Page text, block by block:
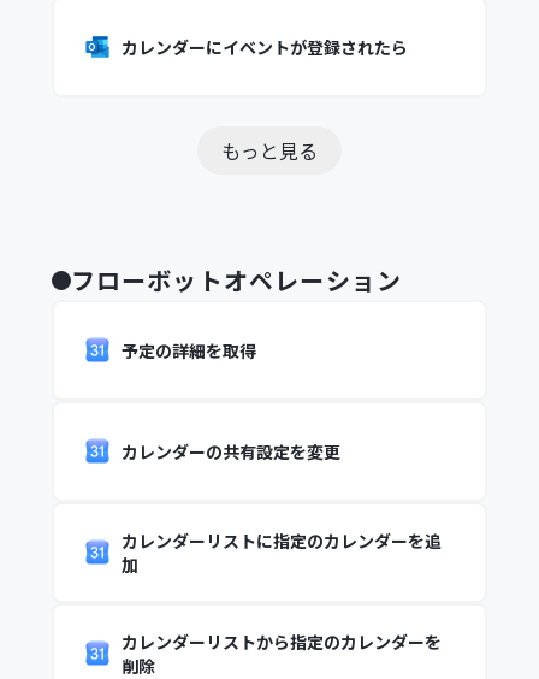
カレンダーにイベントが登録されたら
もっと見る
フローボットオペレーション
予定の詳細を取得
カレンダーの共有設定を変更
カレンダーリストに指定のカレンダーを追
加
カレンダーリストから指定のカレンダーを
削除